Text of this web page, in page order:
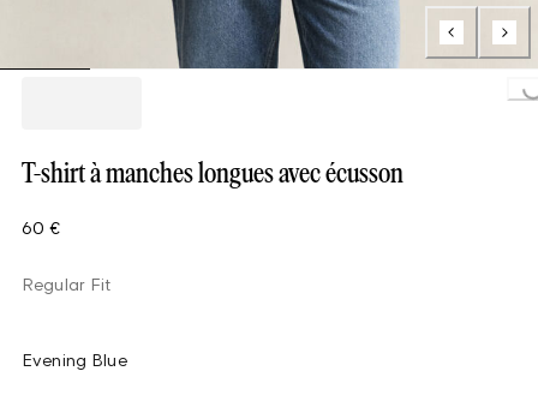
Loading...
T-shirt à manches longues avec écusson
60 €
Regular Fit
Evening Blue